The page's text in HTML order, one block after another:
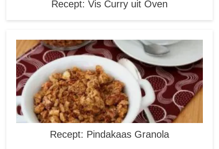
Recept: Vis Curry uit Oven
Recept: Pindakaas Granola